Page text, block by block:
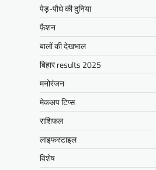
पेड़-पौधे की दुनिया
फ़ैशन
बालों की देखभाल
बिहार results 2025
मनोरंजन
मेकअप टिप्स
राशिफल
लाइफस्टाइल
विशेष